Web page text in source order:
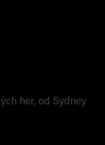
her, od Sydney